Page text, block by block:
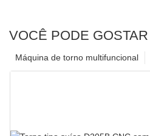
VOCÊ PODE GOSTAR
Máquina de torno multifuncional